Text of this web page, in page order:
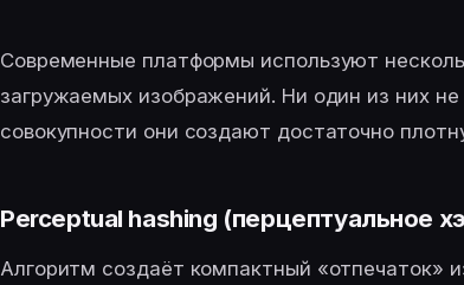
Современные платформы используют
загружаемых изображений. Ни один из них
совокупности они создают достаточно
Perceptual hashing (перцептуальное
Алгоритм создаёт компактный «отпечаток»